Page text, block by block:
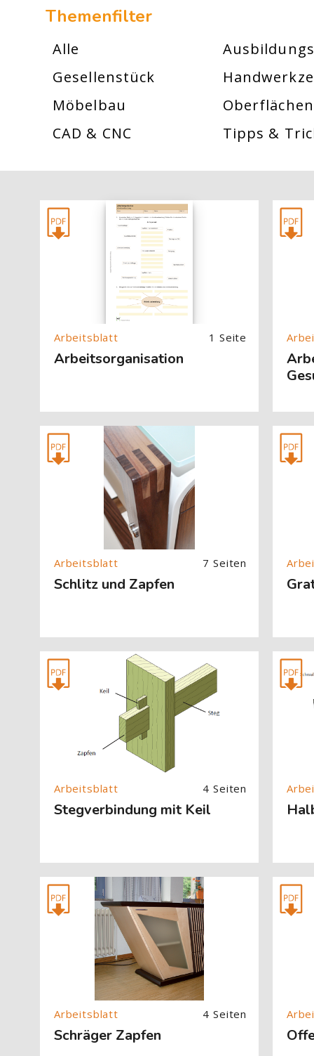
Themenfilter
Alle
Gesellenstück
Möbelbau
Oberflächen
CAD & CNC
Tipps &
[Cocoon] About (Text with Image) überspringen
1 Seite
Arbeitsorganisation
[Cocoon] About (Text with Image) überspringen
7 Seiten
Schlitz und Zapfen
[Cocoon] About (Text with Image) überspringen
4 Seiten
Stegverbindung mit Keil
[Cocoon] About (Text with Image) überspringen
4 Seiten
Schräger Zapfen